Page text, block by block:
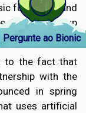
for videos and
Berlin start-up
to the fact that
with the
in spring
uses artificial
Pergunte ao Bionic